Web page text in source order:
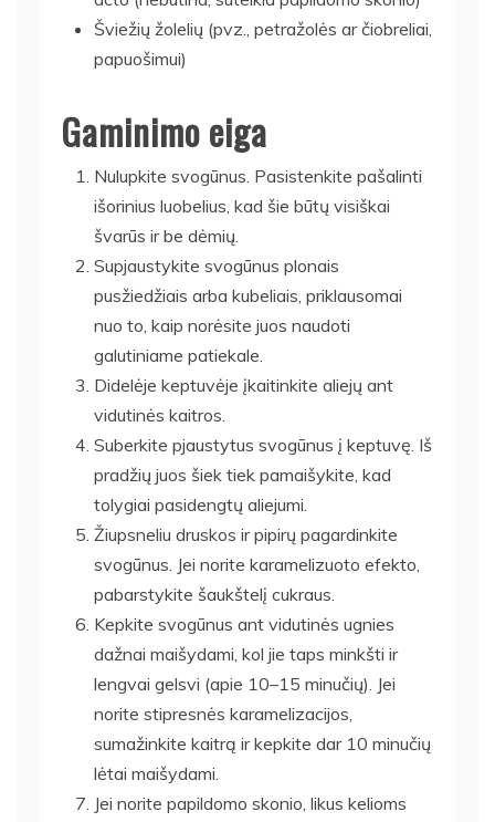
Šviežių žolelių (pvz., petražolės ar čiobreliai,
papuošimui)
Gaminimo eiga
Nulupkite svogūnus. Pasistenkite pašalinti
išorinius luobelius, kad šie būtų visiškai
švarūs ir be dėmių.
Supjaustykite svogūnus plonais
pusžiedžiais arba kubeliais, priklausomai
nuo to, kaip norėsite juos naudoti
galutiniame patiekale.
Didelėje keptuvėje įkaitinkite aliejų ant
vidutinės kaitros.
Suberkite pjaustytus svogūnus į keptuvę. Iš
pradžių juos šiek tiek pamaišykite, kad
tolygiai pasidengtų aliejumi.
Žiupsneliu druskos ir pipirų pagardinkite
svogūnus. Jei norite karamelizuoto efekto,
pabarstykite šaukštelį cukraus.
Kepkite svogūnus ant vidutinės ugnies
dažnai maišydami, kol jie taps minkšti ir
lengvai gelsvi (apie 10–15 minučių). Jei
norite stipresnės karamelizacijos,
sumažinkite kaitrą ir kepkite dar 10 minučių
lėtai maišydami.
Jei norite papildomo skonio, likus kelioms